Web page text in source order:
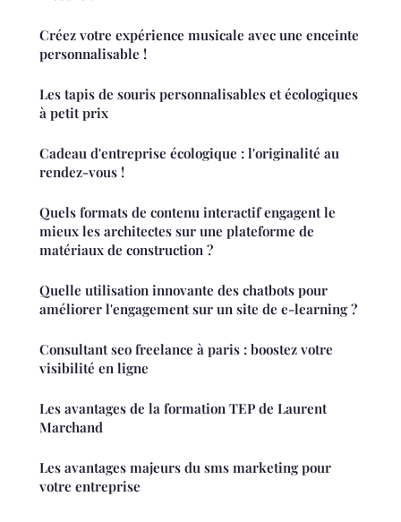
Créez votre expérience musicale avec une enceinte
personnalisable !
Les tapis de souris personnalisables et écologiques
à petit prix
Cadeau d'entreprise écologique : l'originalité au
rendez-vous !
Quels formats de contenu interactif engagent le
mieux les architectes sur une plateforme de
matériaux de construction ?
Quelle utilisation innovante des chatbots pour
améliorer l'engagement sur un site de e-learning ?
Consultant seo freelance à paris : boostez votre
visibilité en ligne
Les avantages de la formation TEP de Laurent
Marchand
Les avantages majeurs du sms marketing pour
votre entreprise